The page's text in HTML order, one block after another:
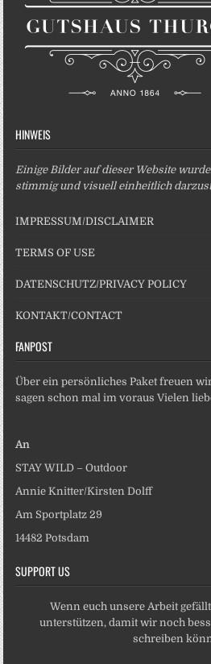
HINWEIS
Einige Bilder auf dieser Website
stimmig und visuell einheitlich
IMPRESSUM/DISCLAIMER
TERMS OF USE
DATENSCHUTZ/PRIVACY POLICY
KONTAKT/CONTACT
FANPOST
Über ein persönliches Paket freuen
sagen schon mal im voraus Vielen
An
STAY WILD – Outdoor
Annie Knitter/Kirsten Dolff
Am Sportplatz 29
14482 Potsdam
SUPPORT US
Wenn euch unsere Arbeit
unterstützen, damit wir noch
schreiben